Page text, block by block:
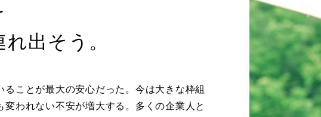
出そう。
ることが最大の安心だった。今は大きな枠組
変われない不安が増大する。多くの企業人と